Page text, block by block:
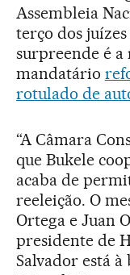
Assembleia
terço dos
surpreende é a
mandatário
rotulado de
“A Câmara
que Bukele
acaba de
reeleição. O
Ortega e Juan
presidente de
Salvador está à